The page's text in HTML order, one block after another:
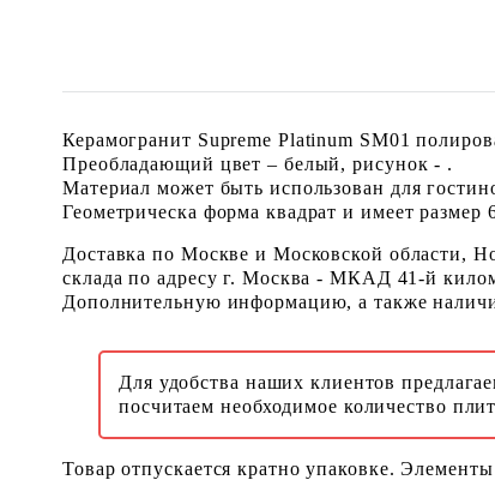
Керамогранит Supreme Platinum SM01
Преобладающий цвет – белый, рисунок - .
Материал может быть использован для
Геометрическа форма квадрат и имеет
Доставка по Москве и Московской области,
склада по адресу г. Москва - МКАД 41-й
Дополнительную информацию, а также
Для удобства наших клиентов
посчитаем необходимое количество
Товар отпускается кратно упаковке.